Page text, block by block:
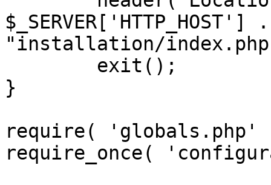
"installation/
}
require(
require_once(